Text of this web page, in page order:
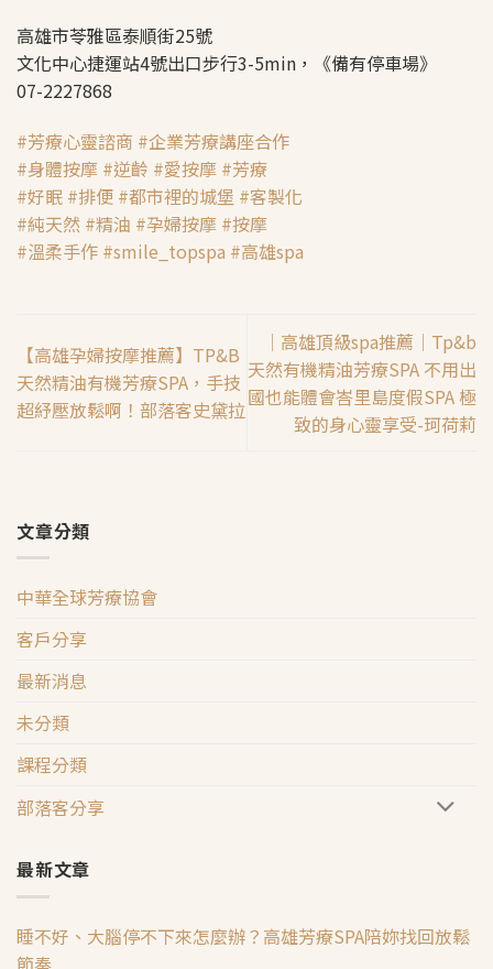
高雄市苓雅區泰順街25號
文化中心捷運站4號出口步行3-5min，《備有停車場》
07-2227868
#芳療心靈諮商 #企業芳療講座合作
#身體按摩 #逆齡 #愛按摩 #芳療
#好眠 #排便 #都市裡的城堡 #客製化
#純天然 #精油 #孕婦按摩 #按摩
#溫柔手作 #smile_topspa #高雄spa
【高雄孕婦按摩推薦】TP&B
天然精油有機芳療SPA，手技
超紓壓放鬆啊！部落客史黛拉
│高雄頂級spa推薦│Tp&b
天然有機精油芳療SPA 不用出
國也能體會峇里島度假SPA 極
致的身心靈享受-珂荷莉
文章分類
中華全球芳療協會
客戶分享
最新消息
未分類
課程分類
部落客分享
最新文章
睡不好、大腦停不下來怎麼辦？高雄芳療SPA陪妳找回放鬆
節奏